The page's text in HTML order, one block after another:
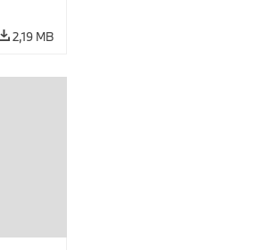
2,19 MB